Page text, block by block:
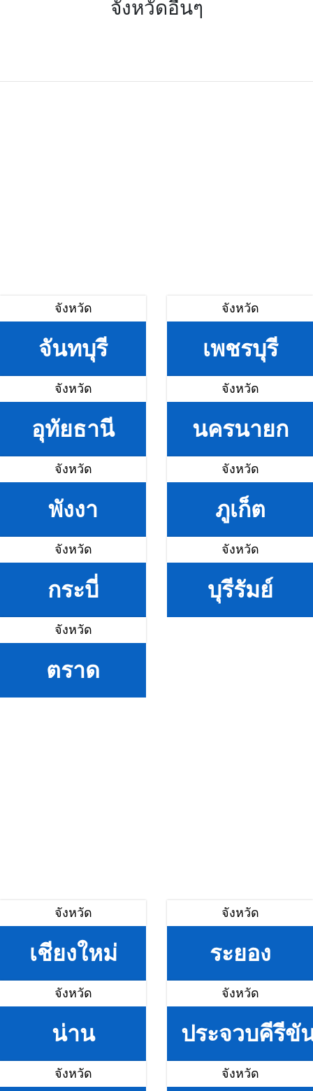
จังหวัดอื่นๆ
จังหวัด
จันทบุรี
จังหวัด
เพชรบุรี
จังหวัด
อุทัยธานี
จังหวัด
นครนายก
จังหวัด
พังงา
จังหวัด
ภูเก็ต
จังหวัด
กระบี่
จังหวัด
บุรีรัมย์
จังหวัด
ตราด
จังหวัด
เชียงใหม่
จังหวัด
ระยอง
จังหวัด
น่าน
จังหวัด
ประจวบคีรีขั
จังหวัด จังหวัด